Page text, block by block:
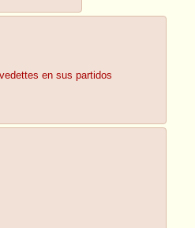
en sus partidos